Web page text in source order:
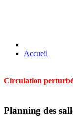
Accueil
Circulation
Planning des